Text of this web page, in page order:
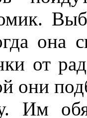
она
от
они
Им